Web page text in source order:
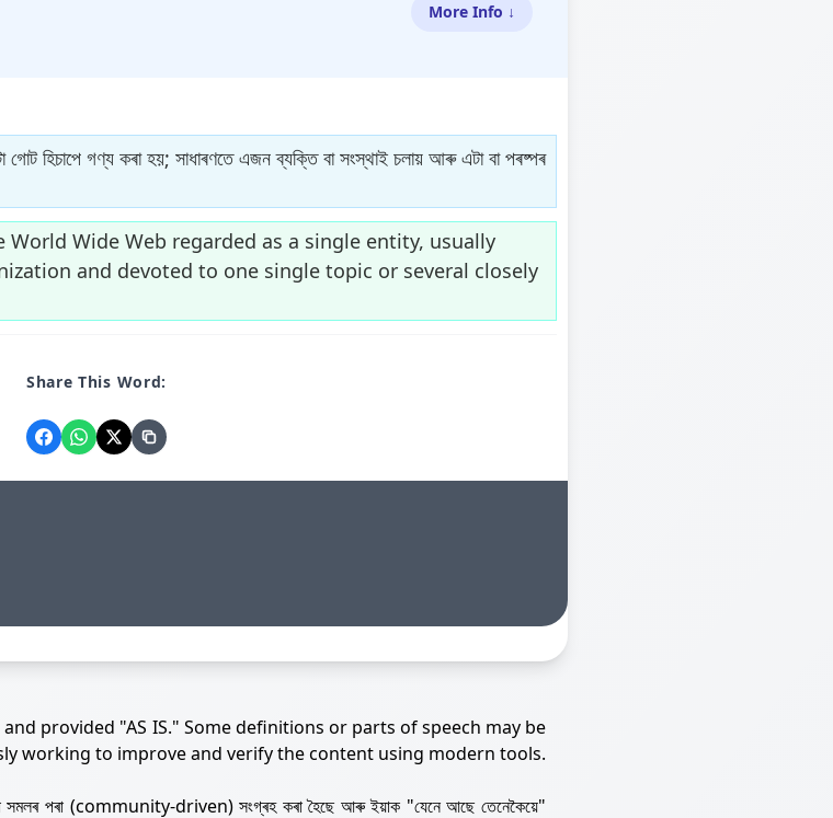
More Info ↓
গোট হিচাপে গণ্য কৰা হয়; সাধাৰণতে এজন ব্যক্তি বা সংস্থাই চলায় আৰু এটা বা পৰষ্পৰ
Wide Web regarded as a single entity, usually
and devoted to one single topic or several closely
Share This Word:
provided "AS IS." Some definitions or parts of speech may be
working to improve and verify the content using modern tools.
সমলৰ পৰা (community-driven) সংগ্ৰহ কৰা হৈছে আৰু ইয়াক "যেনে আছে তেনেকৈয়ে"